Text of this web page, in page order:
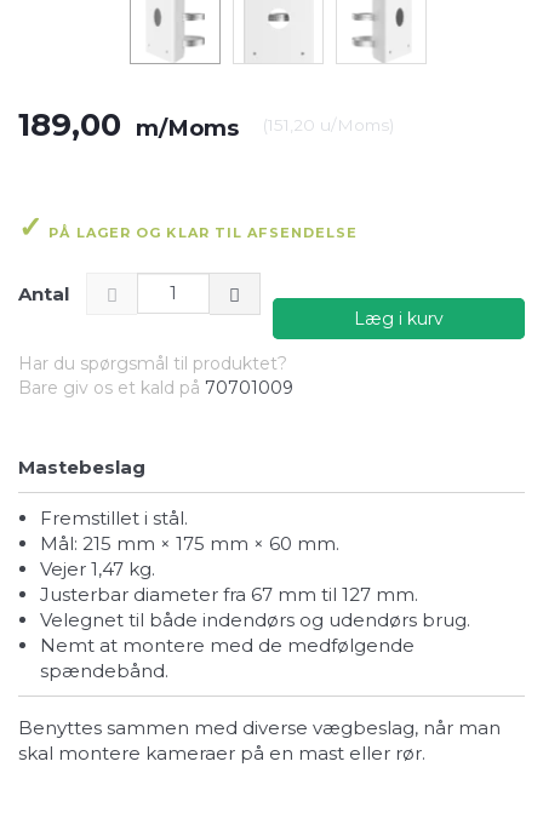
189,00 m/Moms (151,20 u/Moms)
PÅ LAGER OG KLAR TIL AFSENDELSE
Antal
Læg i kurv
Har du spørgsmål til produktet?
Bare giv os et kald på 70701009
Mastebeslag
Fremstillet i stål.
Mål: 215 mm × 175 mm × 60 mm.
Vejer 1,47 kg.
Justerbar diameter fra 67 mm til 127 mm.
Velegnet til både indendørs og udendørs brug.
Nemt at montere med de medfølgende
spændebånd.
Benyttes sammen med diverse vægbeslag, når man
skal montere kameraer på en mast eller rør.